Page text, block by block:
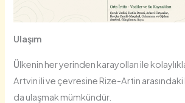
Ulaşım
Ülkenin her yerinden karayolları ile
Artvin ili ve çevresine Rize-Artin arasındaki
da ulaşmak mümkündür.